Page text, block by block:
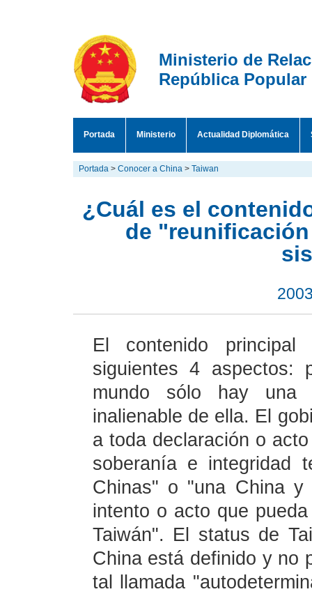
Ministerio de
República Popular
Portada Ministerio Actualidad Diplomática
Portada > Conocer a China > Taiwan
¿Cuál es el
de
El contenido
siguientes 4 aspectos:
mundo sólo hay una
inalienable de ella. El
a toda declaración o
soberanía e integridad
Chinas" o "una China
intento o acto que
Taiwán". El status de
China está definido y no
tal llamada